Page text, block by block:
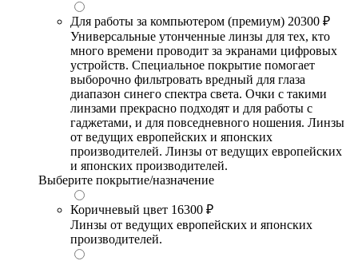
Для работы за компьютером (премиум) 20300 ₽
Универсальные утонченные линзы для тех, кто
много времени проводит за экранами цифровых
устройств. Специальное покрытие помогает
выборочно фильтровать вредный для глаза
диапазон синего спектра света. Очки с такими
линзами прекрасно подходят и для работы с
гаджетами, и для повседневного ношения. Линзы
от ведущих европейских и японских
производителей. Линзы от ведущих европейских
и японских производителей.
Выберите покрытие/назначение
Коричневый цвет 16300 ₽
Линзы от ведущих европейских и японских
производителей.